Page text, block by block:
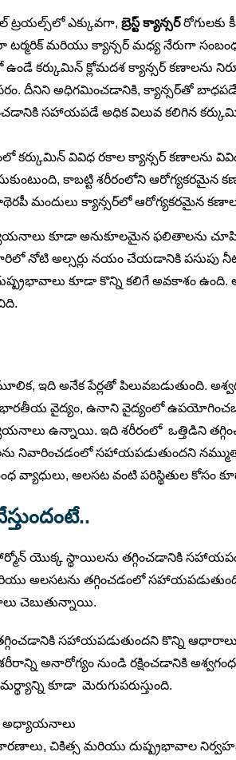
ట్రయల్స్‌లో ఎక్కువగా, బ్రెస్ట్ క్యాన్సర్రోగులకు
టర్మరిక్ మరియు క్యాన్సర్ మధ్య నేరుగా
కర్కుమిన్ క్లోమదశ క్యాన్సర్ కణాలను
దీనిని అధిగమించడానికి, క్యాన్సర్‌తో
సహాయపడే అధిక విలువ కలిగిన
వివిధ రకాల క్యాన్సర్ కణాలను వివిధ
కాబట్టి శరీరంలోని ఆరోగ్యకరమైన
మందులు క్యాన్సర్‌లో ఆరోగ్యకరమైన
కూడా అనుకూలమైన ఫలితాలను
నోటి అల్సర్లు నయం చేయడానికి పసుపు
కూడా కొన్ని కలిగే అవకాశం ఉంది.
ఇది అనేక పేర్లతో పిలువబడుతుంది.
వైద్యం, ఉనాని వైద్యంలో
ఉన్నాయి. ఇది శరీరంలో ఒత్తిడిని
నివారించడంలో సహాయపడుతుందని
వ్యాధులు, అలసట వంటి పరిస్థితుల కోసం
యొక్క స్థాయిలను తగ్గించడానికి
అలసటను తగ్గించడంలో
చెబుతున్నాయి.
తగ్గించడానికి సహాయపడుతుందని కొన్ని
అనారోగ్యం నుండి రక్షించడానికి
కూడా మెరుగుపరుస్తుంది.
అధ్యాయనాలు
కారణాలు, చికిత్స మరియు దుష్ప్రభావాల